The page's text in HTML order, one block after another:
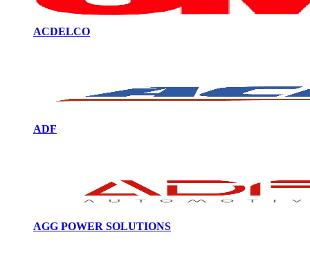
ACDELCO
ADF
AGG POWER SOLUTIONS